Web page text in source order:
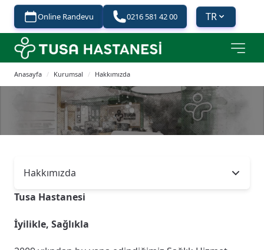
Online Randevu 0216 581 42 00 TR
Anasayfa / Kurumsal / Hakkımızda
Hakkımızda
- press button to select new section.
Tusa Hastanesi
İyilikle, Sağlıkla